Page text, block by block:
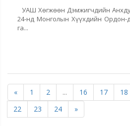
УАШ Хөгжөөн Дэмжигчдийн
24-нд Монголын Хүүхдийн Ордон-
га...
« 1 2 ... 16 17 18
22
23 24 »